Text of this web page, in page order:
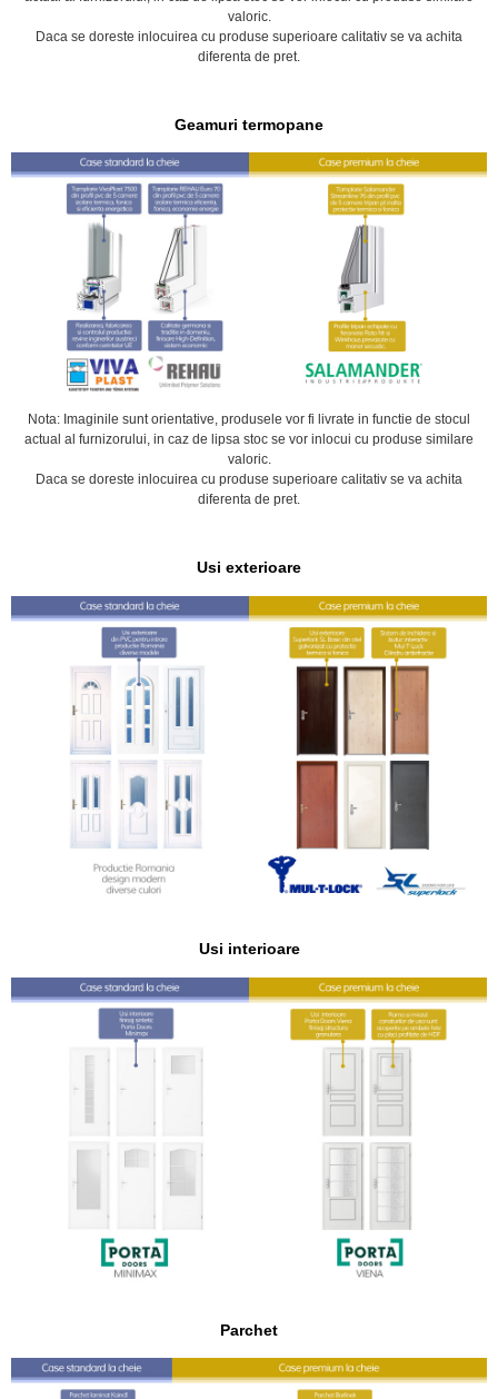
valoric.
Daca se doreste inlocuirea cu produse superioare calitativ se va achita
diferenta de pret.
Geamuri termopane
Nota: Imaginile sunt orientative, produsele vor fi livrate in functie de stocul
actual al furnizorului, in caz de lipsa stoc se vor inlocui cu produse similare
valoric.
Daca se doreste inlocuirea cu produse superioare calitativ se va achita
diferenta de pret.
Usi exterioare
Usi interioare
Parchet